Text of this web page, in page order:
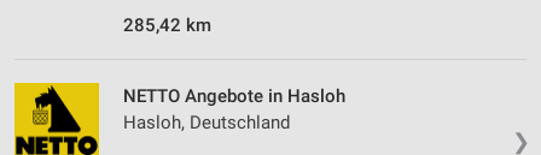
285,42 km
❯
NETTO Angebote in Hasloh
Hasloh, Deutschland
Verwendung reduzierter Daten zur Auswahl von
Inhalten